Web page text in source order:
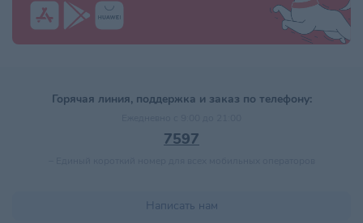
Горячая линия, поддержка и заказ по телефону:
7597
Написать нам